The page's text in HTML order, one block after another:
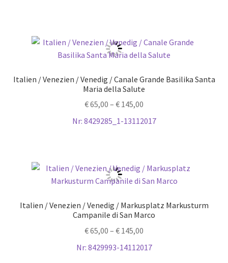
Italien / Venezien / Venedig / Canale Grande Basilika Santa
Maria della Salute
€65,00 – € 145,00
Nr: 8429285_1-13112017
Italien / Venezien / Venedig / Markusplatz Markusturm
Campanile di San Marco
€65,00 – € 145,00
Nr: 8429993-14112017